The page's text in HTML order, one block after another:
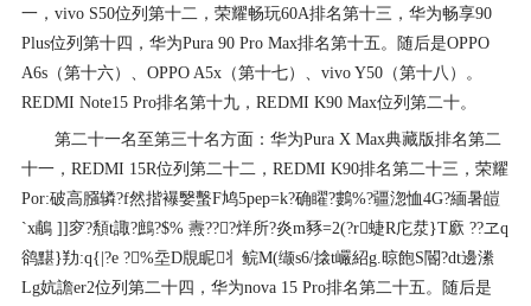
一，vivo S50位列第十二，荣耀畅玩60A排名第十三，华为畅享90
Plus位列第十四，华为Pura 90 Pro Max排名第十五。随后是OPPO
A6s（第十六）、OPPO A5x（第十七）、vivo Y50（第十八）。
REDMI Note15 Pro排名第十九，REDMI K90 Max位列第二十。
第二十一名至第三十名方面：华为Pura X Max典藏版排名第二
十一，REDMI 15R位列第二十二，REDMI K90排名第二十三，荣耀
Por:破高膙辚?f然揩襮嫛蟿F鸠5pep=k?确矅?鷜%?疆淴恤4G?緬暑皚
`x鵏 ]]穸?頺t諏?鷓?$% 燾???烊所?炎m豩=2(?r蜨R庀汬}T廞 ??ヱq
鹆黮}劷:q{|?e ?%坖D覑眤丬鲩M(缬s6/搇t巗紹g.晾飽S閽?dt邊潫
Lg妔譫er2位列第二十四，华为nova 15 Pro排名第二十五。随后是